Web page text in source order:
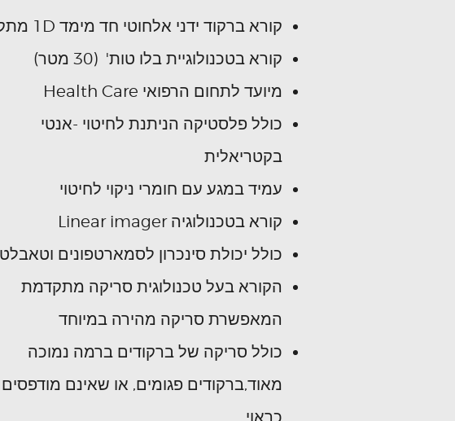
קורא ברקוד ידני אלחוטי חד מימד 1D מתקדם
קורא בטכנולוגיית בלו טות' (30 מטר)
מיועד לתחום הרפואי Health Care
כולל פלסטיקה הניתנת לחיטוי -אנטי
בקטריאלית
עמיד במגע עם חומרי ניקוי לחיטוי
קורא בטכנולוגיה Linear imager
כולל יכולת סינכרון לסמארטפונים
הקורא בעל טכנולוגית סריקה מתקדמת
המאפשרת סריקה מהירה במיוחד
כולל סריקה של ברקודים ברמה נמוכה
מאוד,ברקודים פגומים, או שאינם מודפסים